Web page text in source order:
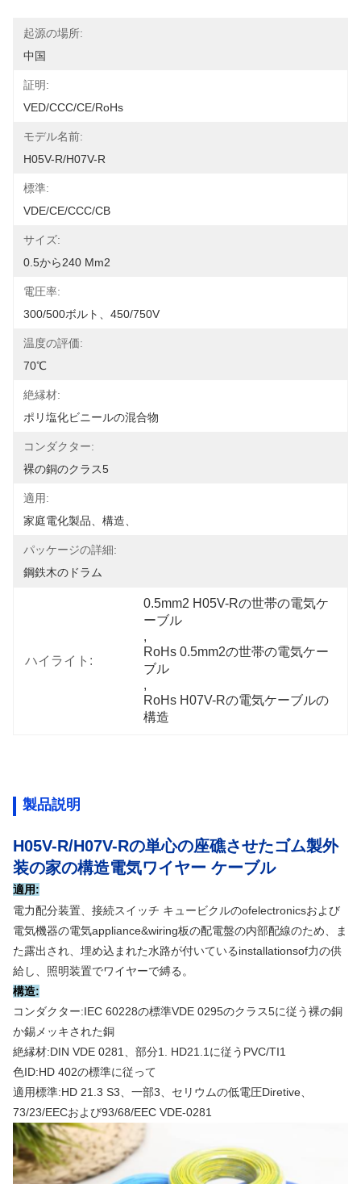
起源の場所:
中国
証明:
VED/CCC/CE/RoHs
モデル名前:
H05V-R/H07V-R
標準:
VDE/CE/CCC/CB
サイズ:
0.5から240 Mm2
電圧率:
300/500ボルト、450/750V
温度の評価:
70℃
絶縁材:
ポリ塩化ビニールの混合物
コンダクター:
裸の銅のクラス5
適用:
家庭電化製品、構造、
パッケージの詳細:
鋼鉄木のドラム
ハイライト:
0.5mm2 H05V-Rの世帯の電気ケ
ーブル
,
RoHs 0.5mm2の世帯の電気ケー
ブル
,
RoHs H07V-Rの電気ケーブルの
構造
製品説明
H05V-R/H07V-Rの単心の座礁させたゴム製外
装の家の構造電気ワイヤー ケーブル
適用:
電力配分装置、接続スイッチ キュービクルのofelectronicsおよび
電気機器の電気appliance&wiring板の配電盤の内部配線のため、ま
た露出され、埋め込まれた水路が付いているinstallationsof力の供
給し、照明装置でワイヤーで縛る。
構造:
コンダクター:IEC 60228の標準VDE 0295のクラス5に従う裸の銅
か錫メッキされた銅
絶縁材:DIN VDE 0281、部分1. HD21.1に従うPVC/TI1
色ID:HD 402の標準に従って
適用標準:HD 21.3 S3、一部3、セリウムの低電圧Diretive、
73/23/EECおよび93/68/EEC VDE-0281